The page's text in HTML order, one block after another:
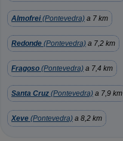
Almofrei(Pontevedra) a 7 km
Redonde (Pontevedra) a 7,2 km
Fragoso (Pontevedra) a 7,4 km
Santa Cruz (Pontevedra) a 7,9 km
Xeve (Pontevedra) a 8,2 km